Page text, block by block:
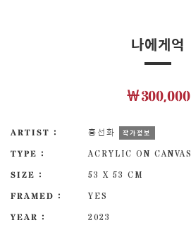
나에게억
￦300,000
ARTIST : 홍선화 작가정보
TYPE :
ACRYLIC ON CANVAS
SIZE :
53 X 53 CM
FRAMED :
YES
YEAR :
2023